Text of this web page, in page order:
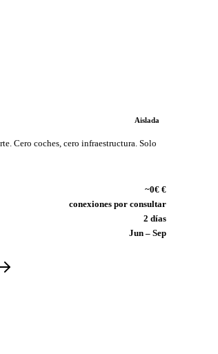
Aislada
Cero coches, cero infraestructura. Solo
~0€ €
conexiones por consultar
2 días
Jun – Sep